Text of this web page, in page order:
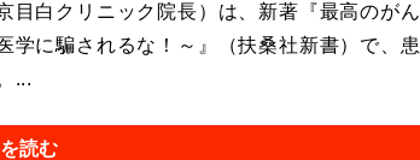
目白クリニック院長）は、新著『最高のがん
に騙されるな！～』（扶桑社新書）で、患
...
読む